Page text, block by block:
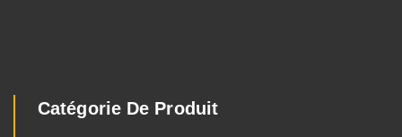
Catégorie De Produit